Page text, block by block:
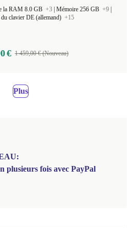
la RAM 8.0 GB +3 Mémoire 256 GB +9
clavier DE (allemand) +15
€ 1 459,00 € (Nouveau)
Plus
plusieurs fois avec PayPal